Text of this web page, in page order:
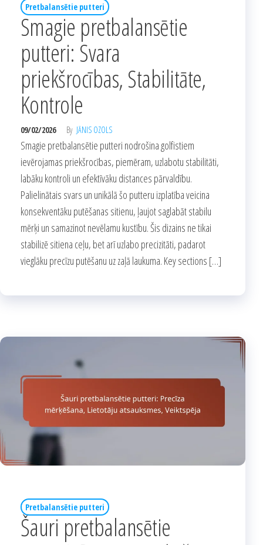
Pretbalansētie putteri
Smagie pretbalansētie
putteri: Svara
priekšrocības, Stabilitāte,
Kontrole
09/02/2026 By JĀNIS OZOLS
Smagie pretbalansētie putteri nodrošina golfistiem
ievērojamas priekšrocības, piemēram, uzlabotu stabilitāti,
labāku kontroli un efektīvāku distances pārvaldību.
Palielinātais svars un unikālā šo putteru izplatība veicina
konsekventāku putēšanas sitienu, ļaujot saglabāt stabilu
mērķi un samazinot nevēlamu kustību. Šis dizains ne tikai
stabilizē sitiena ceļu, bet arī uzlabo precizitāti, padarot
vieglāku precīzu putēšanu uz zaļā laukuma. Key sections […]
Pretbalansētie putteri
Šauri pretbalansētie